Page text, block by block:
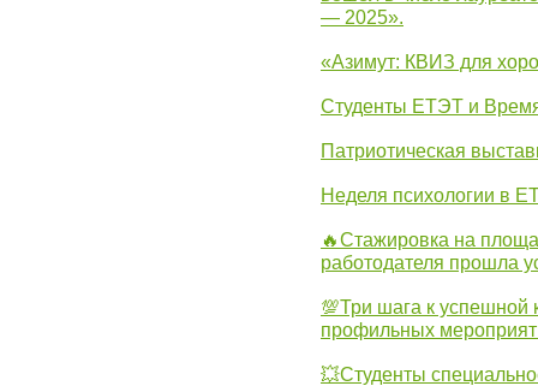
— 2025».
«Азимут: КВИЗ для
Студенты ЕТЭТ и
Патриотическая
Неделя психологии в
🔥Стажировка на
работодателя прошла
💯Три шага к успешной
профильных
💥Студенты